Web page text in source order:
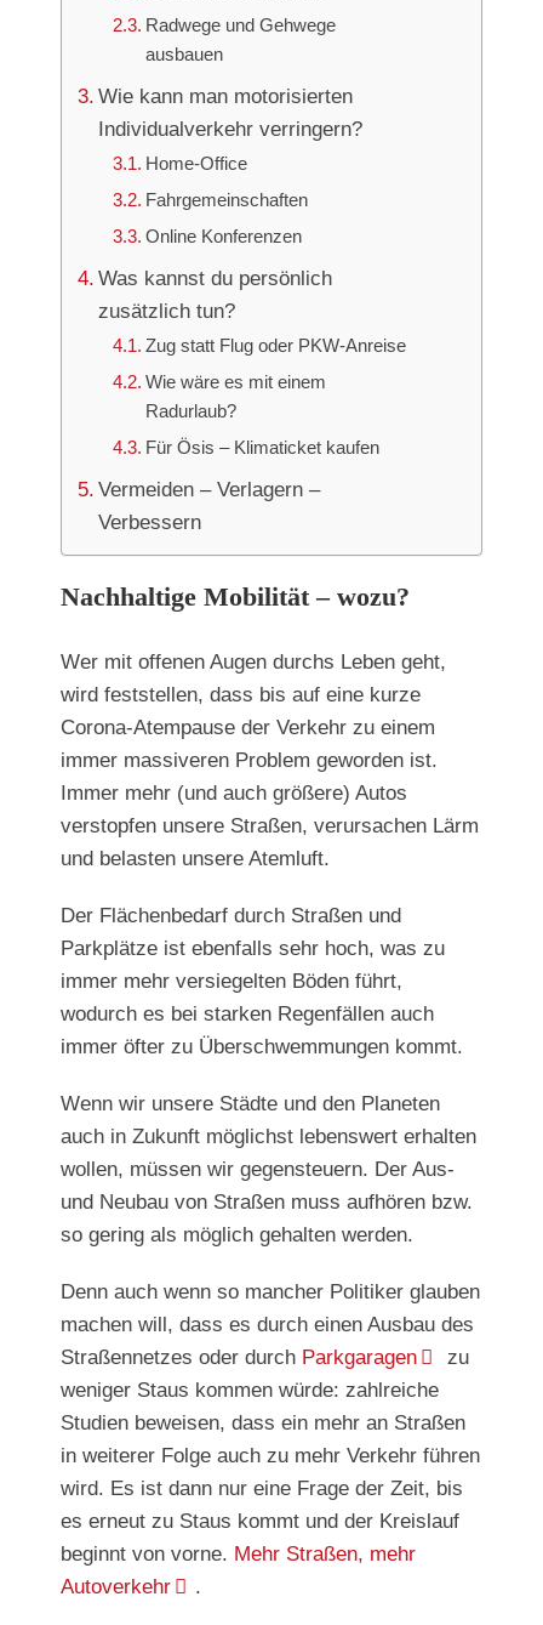
Radwege und Gehwege
ausbauen
Wie kann man motorisierten
Individualverkehr verringern?
Home-Office
Fahrgemeinschaften
Online Konferenzen
Was kannst du persönlich
zusätzlich tun?
Zug statt Flug oder PKW-Anreise
Wie wäre es mit einem
Radurlaub?
Für Ösis – Klimaticket kaufen
Vermeiden – Verlagern –
Verbessern
Nachhaltige Mobilität – wozu?
Wer mit offenen Augen durchs Leben geht,
wird feststellen, dass bis auf eine kurze
Corona-Atempause der Verkehr zu einem
immer massiveren Problem geworden ist.
Immer mehr (und auch größere) Autos
verstopfen unsere Straßen, verursachen Lärm
und belasten unsere Atemluft.
Der Flächenbedarf durch Straßen und
Parkplätze ist ebenfalls sehr hoch, was zu
immer mehr versiegelten Böden führt,
wodurch es bei starken Regenfällen auch
immer öfter zu Überschwemmungen kommt.
Wenn wir unsere Städte und den Planeten
auch in Zukunft möglichst lebenswert erhalten
wollen, müssen wir gegensteuern. Der Aus-
und Neubau von Straßen muss aufhören bzw.
so gering als möglich gehalten werden.
Denn auch wenn so mancher Politiker glauben
machen will, dass es durch einen Ausbau des
Straßennetzes oder durch Parkgaragen
zu
weniger Staus kommen würde: zahlreiche
Studien beweisen, dass ein mehr an Straßen
in weiterer Folge auch zu mehr Verkehr führen
wird. Es ist dann nur eine Frage der Zeit, bis
es erneut zu Staus kommt und der Kreislauf
beginnt von vorne. Mehr Straßen, mehr
Autoverkehr
.